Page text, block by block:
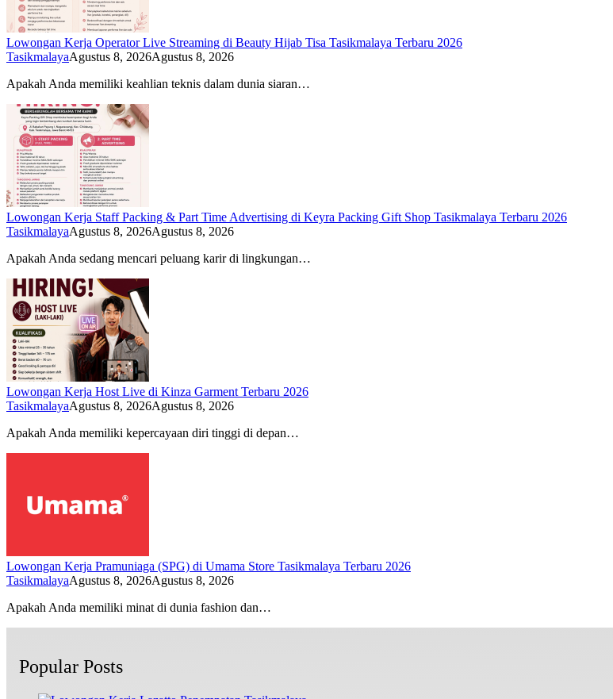
Lowongan Kerja Operator Live Streaming di Beauty Hijab Tisa Tasikmalaya Terbaru 2026
TasikmalayaAgustus 8, 2026Agustus 8, 2026
Apakah Anda memiliki keahlian teknis dalam dunia siaran…
Lowongan Kerja Staff Packing & Part Time Advertising di Keyra Packing Gift Shop Tasikmalaya Terbaru 2026
TasikmalayaAgustus 8, 2026Agustus 8, 2026
Apakah Anda sedang mencari peluang karir di lingkungan…
Lowongan Kerja Host Live di Kinza Garment Terbaru 2026
TasikmalayaAgustus 8, 2026Agustus 8, 2026
Apakah Anda memiliki kepercayaan diri tinggi di depan…
Lowongan Kerja Pramuniaga (SPG) di Umama Store Tasikmalaya Terbaru 2026
TasikmalayaAgustus 8, 2026Agustus 8, 2026
Apakah Anda memiliki minat di dunia fashion dan…
Popular Posts